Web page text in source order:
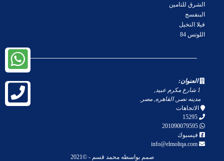
الشرق للتامين
البنفسج
فيلا النخيل
اللوتس 84
العنوان:
1 شارع مكرم عبيد
مدينه نصر ,القاهره ,مصر
الاتجاهات
15295
201090079595
فيسبوك
info@elmoltqa.com
صمم بواسطهمحمد قسم ‐ ©2021